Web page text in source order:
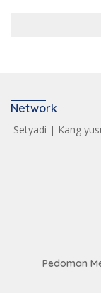
Network
Setyadi | Kang
Pedoman